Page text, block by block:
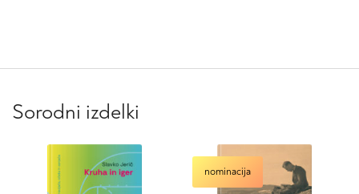
Sorodni izdelki
nominacija